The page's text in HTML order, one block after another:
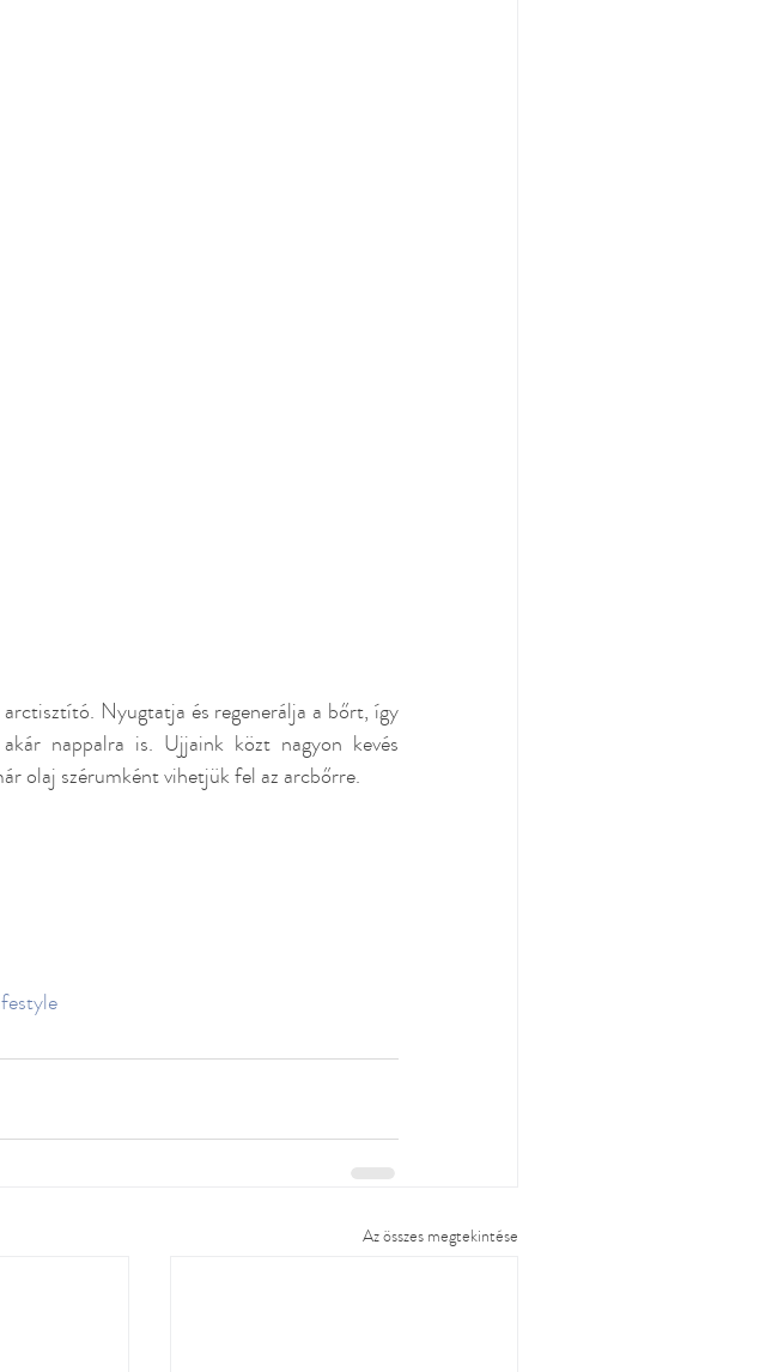
Nyugtatja és regenerálja a bőrt, így
nappalra is. Ujjaink közt nagyon kevés
olaj szérumként vihetjük fel az arcbőrre.
Az összes megtekintése